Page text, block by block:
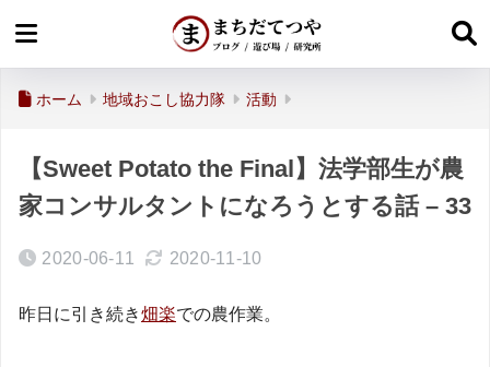
ホーム 地域おこし協力隊 活動
【Sweet Potato the Final】法学部生が農
家コンサルタントになろうとする話 – 33
2020-06-11 2020-11-10
昨日に引き続き畑楽での農作業。